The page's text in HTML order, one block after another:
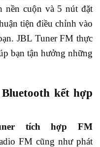
nền cuộn và 5 nút đặt
tiện điều chỉnh vào
JBL Tuner FM thực
bạn tận hưởng những
kết hợp
tích hợp FM
FM cũng như phát